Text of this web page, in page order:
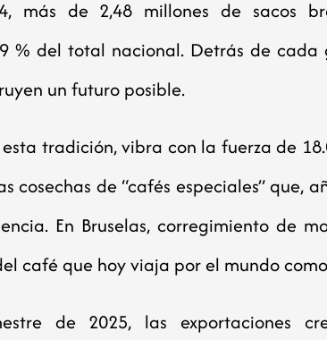
más de 2,48 millones de sacos
% del total nacional. Detrás de
un futuro posible.
tradición, vibra con la fuerza de
cosechas de “cafés especiales” que,
En Bruselas, corregimiento de
café que hoy viaja por el mundo
de 2025, las exportaciones